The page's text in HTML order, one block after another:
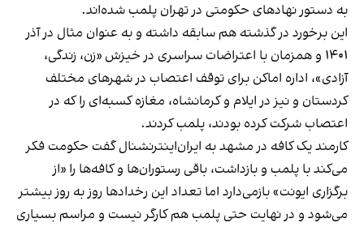
به دستور نهادهای حکومتی در تهران پلمب شده‌اند.
این برخورد در گذشته هم سابقه داشته و به عنوان مثال در آذر
۱۴۰۱ و همزمان با اعتراضات سراسری در خیزش «زن، زندگی،
آزادی»، اداره اماکن برای توقف اعتصاب در شهرهای مختلف
کردستان و نیز در ایلام و کرمانشاه، مغازه کسبه‌ای را که در
اعتصاب شرکت کرده بودند، پلمب کردند.
کارمند یک کافه در مشهد به ایران‌اینترنشنال گفت حکومت فکر
می‌کند با پلمب و بازداشت، باقی رستوران‌ها و کافه‌ها را «از
برگزاری ایونت» بازمی‌دارد اما تعداد این رخدادها روز به روز بیشتر
می‌شود و در نهایت حتی پلمب هم کارگر نیست و مراسم بسیاری